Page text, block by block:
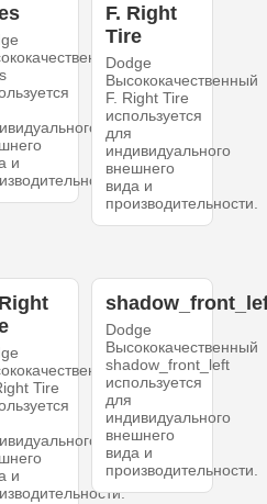
и
F. Right
Tire
Dodge
Высококачественный
F. Right Tire
используется
для
индивидуального
внешнего
вида и
производительности.
Tire
и
Dodge
Высококачественный
shadow_front_left
используется
для
индивидуального
внешнего
вида и
производительности.